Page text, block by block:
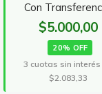
Con
$5.000,00
20% OFF
3 cuotas sin interés
$2.083,33